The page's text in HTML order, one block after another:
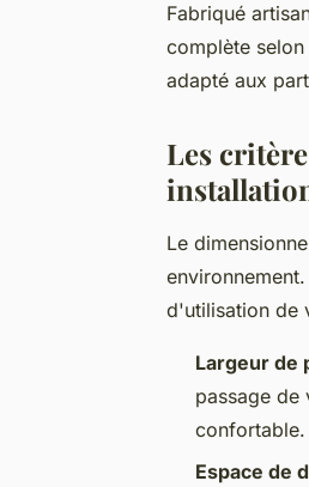
Fabriqué
complète
adapté aux
Les
Le
d'utilisation de
Largeur de
passage de
confortable.
Espace de